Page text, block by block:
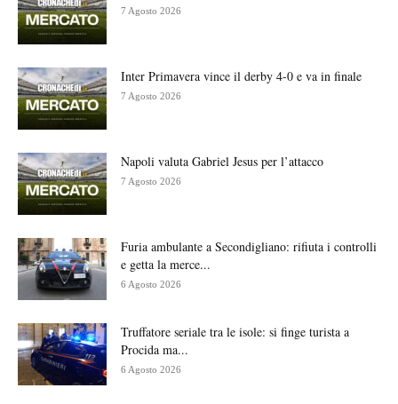
7 Agosto 2026
Inter Primavera vince il derby 4-0 e va in finale
7 Agosto 2026
Napoli valuta Gabriel Jesus per l’attacco
7 Agosto 2026
Furia ambulante a Secondigliano: rifiuta i controlli
e getta la merce...
6 Agosto 2026
Truffatore seriale tra le isole: si finge turista a
Procida ma...
6 Agosto 2026